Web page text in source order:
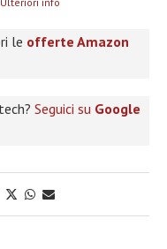
le offerte Amazon
Seguici su Google